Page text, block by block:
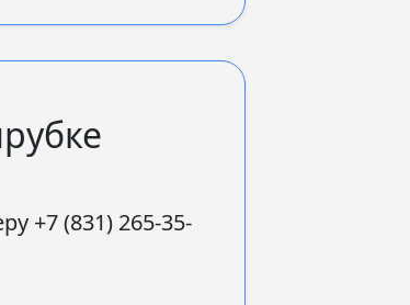
+7 (831) 265-35-